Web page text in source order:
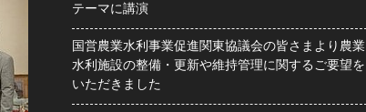
テーマに講演
国営農業水利事業促進関東協議会の皆さまより農業
水利施設の整備・更新や維持管理に関するご要望を
いただきました